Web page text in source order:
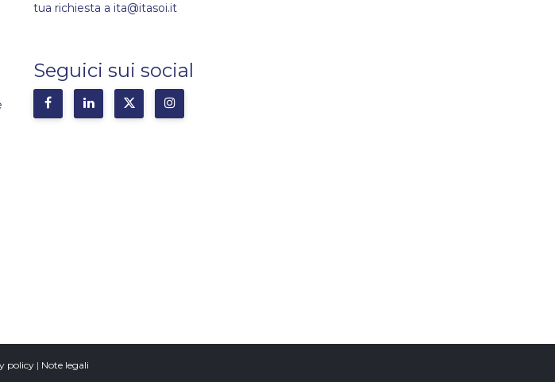
tua richiesta a ita@itasoi.it
Seguici sui social
policy | Note legali